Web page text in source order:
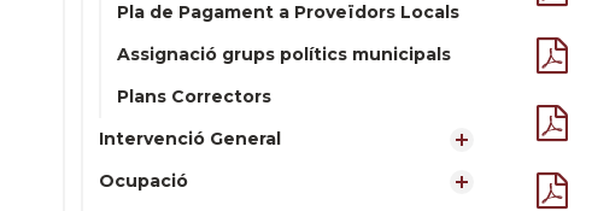
Pla de Pagament a Proveïdors Locals
Assignació grups polítics municipals
Plans Correctors
Intervenció General
Ocupació